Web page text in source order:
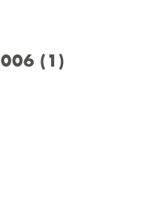
(1)